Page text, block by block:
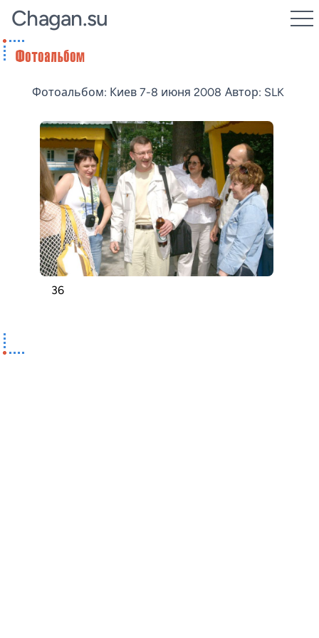
Chagan.su
Фотоальбом: Киев 7-8 июня 2008 Автор: SLK
36